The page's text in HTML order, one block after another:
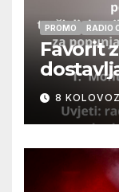
PROMO RADIO
Favorit
8